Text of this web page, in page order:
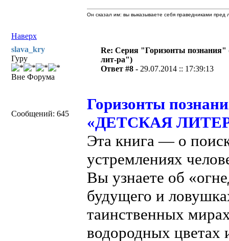
Наверх
Он сказал им: вы выказываете себя праведниками
slava_kry
Гуру
Вне Форума
Сообщений: 645
Re: Серия "Горизонты познания"
лит-ра")
Ответ #8 - 29.07.2014 :: 17:39:13
Горизонты
«ДЕТСКАЯ
Эта книга — о
устремлениях
Вы узнаете об
будущего и
таинственных
водородных цветах